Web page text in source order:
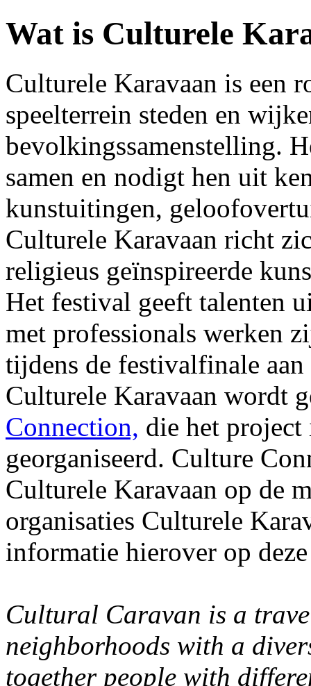
Wat is Culturele
Culturele Karavaan is een
speelterrein steden en
bevolkingssamenstelling.
samen en nodigt hen uit
kunstuitingen,
Culturele Karavaan richt
religieus geïnspireerde
Het festival geeft talenten
met professionals werken
tijdens de festivalfinale
Culturele Karavaan wordt
Connection, die het project
georganiseerd. Culture
Culturele Karavaan op de
organisaties Culturele
informatie hierover op
Cultural Caravan is a
neighborhoods with a
together people with